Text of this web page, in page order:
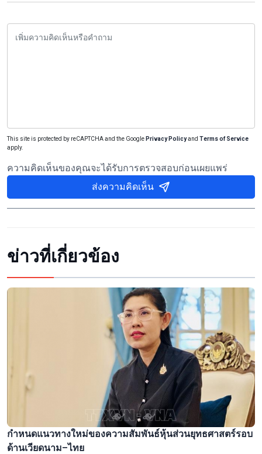
This site is protected by reCAPTCHA and the Google Privacy Policyand Terms of Service
apply.
ความคิดเห็นของคุณจะได้รับการตรวจสอบก่อนเผยแพร่
ส่งความคิดเห็น
ข่าวที่เกี่ยวข้อง
กำหนดแนวทางใหม่ของความสัมพันธ์หุ้นส่วนยุทธศาสตร์รอบ
ด้านเวียดนาม–ไทย